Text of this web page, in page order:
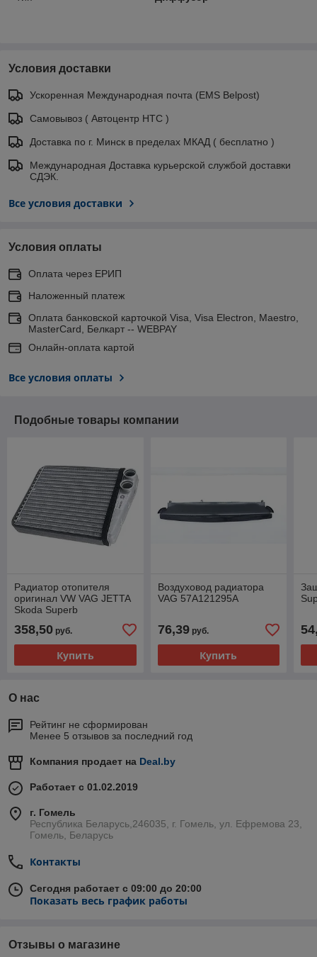
Условия доставки
Ускоренная Международная почта (EMS Belpost)
Самовывоз ( Автоцентр НТС )
Доставка по г. Минск в пределах МКАД ( бесплатно )
Международная Доставка курьерской службой доставки
СДЭК.
Все условия доставки
Условия оплаты
Оплата через ЕРИП
Наложенный платеж
Оплата банковской карточкой Visa, Visa Electron, Maestro,
MasterCard, Белкарт -- WEBPAY
Онлайн-оплата картой
Все условия оплаты
Подобные товары компании
Радиатор отопителя
оригинал VW VAG JETTA
Skoda Superb
358,50 руб.
Купить
Воздуховод радиатора
VAG 57A121295A
76,39руб.
Купить
О нас
Рейтинг не сформирован
Менее 5 отзывов за последний год
Компания продает на Deal.by
Работает с 01.02.2019
г. Гомель
Республика Беларусь,246035, г. Гомель, ул. Ефремова 23,
Гомель, Беларусь
Контакты
Сегодня работает с 09:00 до 20:00
Показать весь график работы
Отзывы о магазине